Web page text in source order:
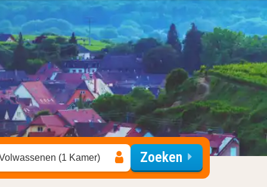
(1 Kamer) Zoeken